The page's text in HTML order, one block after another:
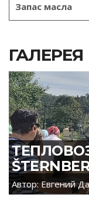
Запас масла
ГАЛЕРЕЯ
ТЕПЛОВОЗ
Автор: Евгений